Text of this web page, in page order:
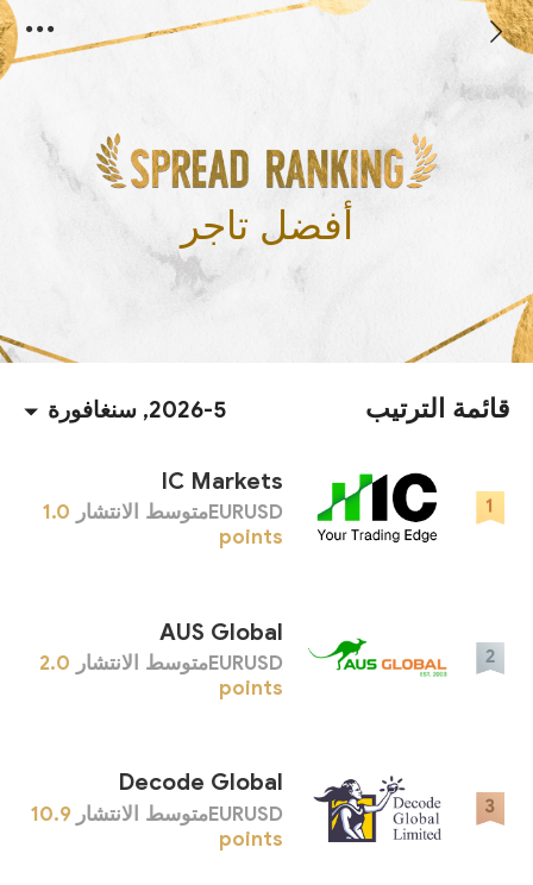
أفضل تاجر
قائمة الترتيب 2026-5, سنغافورة
IC Markets
EURUSDمتوسط ​​الانتشار
1.0
points
AUS Global
EURUSDمتوسط ​​الانتشار
2.0
points
Decode Global
EURUSDمتوسط ​​الانتشار
10.9
points